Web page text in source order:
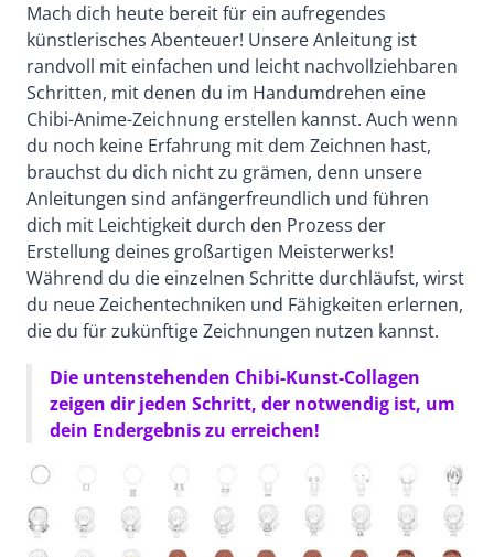
Mach dich heute bereit für ein aufregendes
künstlerisches Abenteuer! Unsere Anleitung ist
randvoll mit einfachen und leicht nachvollziehbaren
Schritten, mit denen du im Handumdrehen eine
Chibi-Anime-Zeichnung erstellen kannst. Auch wenn
du noch keine Erfahrung mit dem Zeichnen hast,
brauchst du dich nicht zu grämen, denn unsere
Anleitungen sind anfängerfreundlich und führen
dich mit Leichtigkeit durch den Prozess der
Erstellung deines großartigen Meisterwerks!
Während du die einzelnen Schritte durchläufst, wirst
du neue Zeichentechniken und Fähigkeiten erlernen,
die du für zukünftige Zeichnungen nutzen kannst.
Die untenstehenden Chibi-Kunst-Collagen
zeigen dir jeden Schritt, der notwendig ist, um
dein Endergebnis zu erreichen!